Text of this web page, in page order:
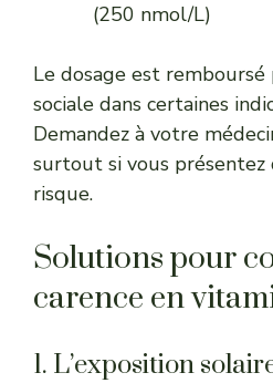
(250 nmol/L)
Le dosage est
sociale dans certaines
Demandez à votre
surtout si vous présentez
risque.
Solutions pour
carence en
1. L’exposition